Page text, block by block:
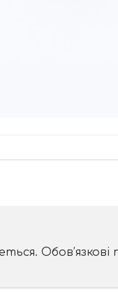
Обов’язкові